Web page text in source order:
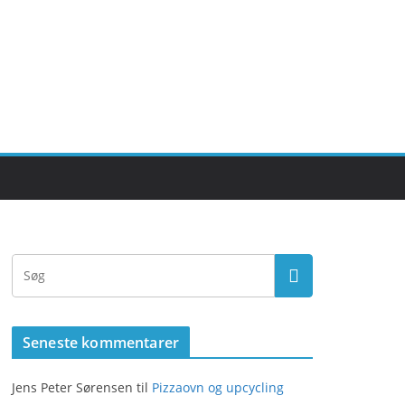
Seneste kommentarer
Jens Peter Sørensen til Pizzaovn og upcycling